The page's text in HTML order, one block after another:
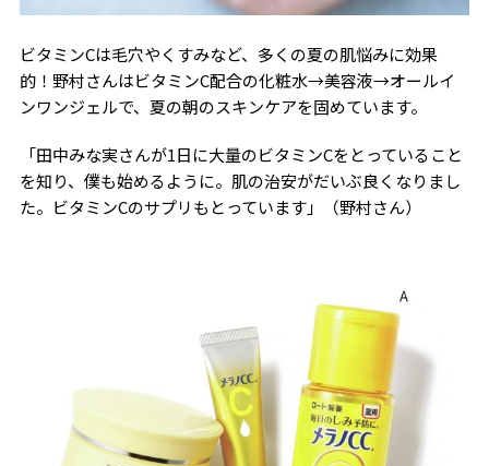
ビタミンCは毛穴やくすみなど、多くの夏の肌悩みに効果
的！野村さんはビタミンC配合の化粧水→美容液→オールイ
ンワンジェルで、夏の朝のスキンケアを固めています。
「田中みな実さんが1日に大量のビタミンCをとっていること
を知り、僕も始めるように。肌の治安がだいぶ良くなりまし
た。ビタミンCのサプリもとっています」（野村さん）